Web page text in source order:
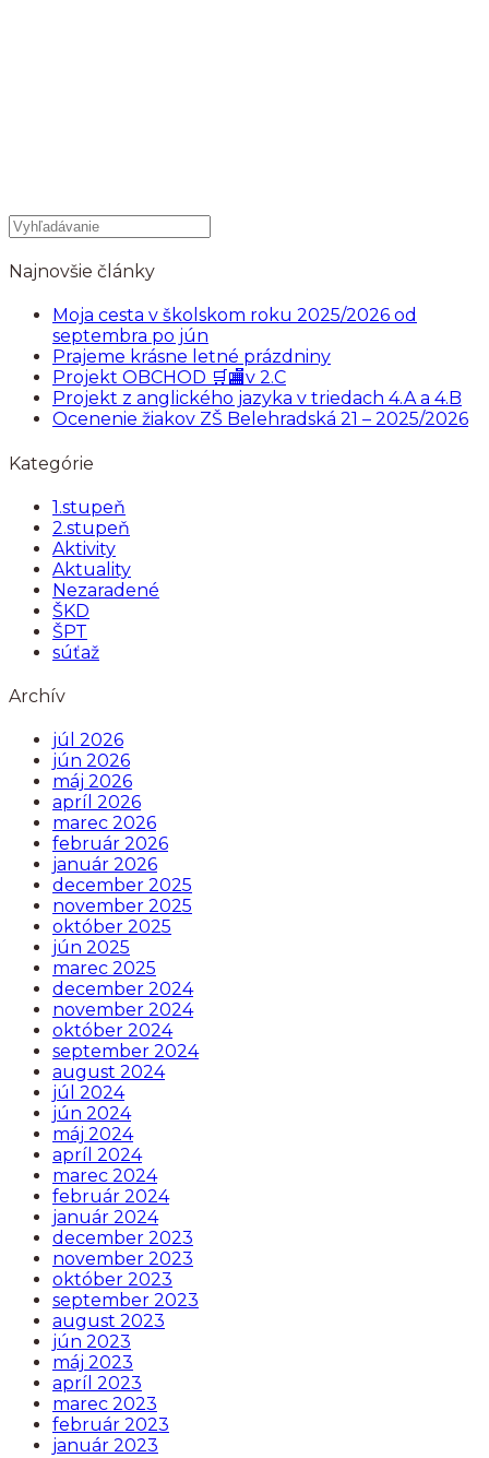
Najnovšie články
Moja cesta v školskom roku 2025/2026 od
septembra po jún
Prajeme krásne letné prázdniny
Projekt OBCHOD 🛒🏬v 2.C
Projekt z anglického jazyka v triedach 4.A a 4.B
Ocenenie žiakov ZŠ Belehradská 21 – 2025/2026
Kategórie
1.stupeň
2.stupeň
Aktivity
Aktuality
Nezaradené
ŠKD
ŠPT
súťaž
Archív
júl 2026
jún 2026
máj 2026
apríl 2026
marec 2026
február 2026
január 2026
december 2025
november 2025
október 2025
jún 2025
marec 2025
december 2024
november 2024
október 2024
september 2024
august 2024
júl 2024
jún 2024
máj 2024
apríl 2024
marec 2024
február 2024
január 2024
december 2023
november 2023
október 2023
september 2023
august 2023
jún 2023
máj 2023
apríl 2023
marec 2023
február 2023
január 2023